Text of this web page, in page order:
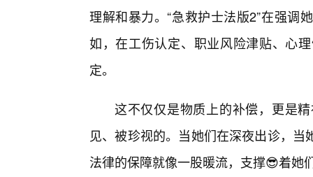
理解和暴力。“急救护士法版2”在强调
如，在工伤认定、职业风险津贴、心
定。
这不仅仅是物质上的补偿，更是
见、被珍视的。当她们在深夜出诊，
法律的保障就像一股暖流，支撑😎着她